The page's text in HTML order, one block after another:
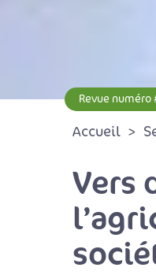
Revue numéro
Accueil
Vers